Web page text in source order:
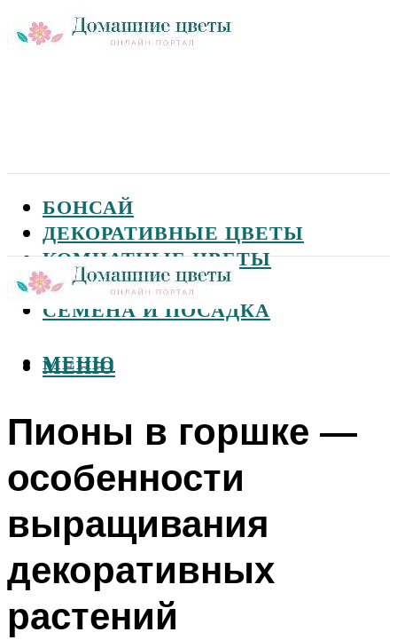
БОНСАЙ
ДЕКОРАТИВНЫЕ ЦВЕТЫ
КОМНАТНЫЕ ЦВЕТЫ
САДОВЫЕ ЦВЕТЫ
СЕМЕНА И ПОСАДКА
МЕНЮ
МЕНЮ
Пионы в горшке —
особенности
выращивания
декоративных
растений